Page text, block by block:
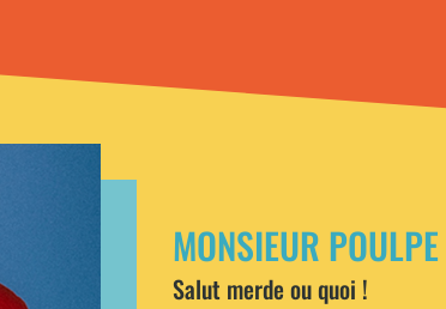
MONSIEUR
Salut merde ou quoi !